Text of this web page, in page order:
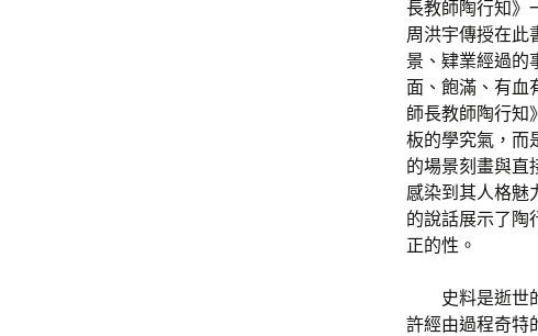
長教師陶行知》
周洪宇傳授在此
景、肄業經過的
面、飽滿、有血
師長教師陶行知
板的學究氣，而
的場景刻畫與直
感染到其人格魅
的說話展示了陶
正的性。
史料是逝世
許經由過程奇特